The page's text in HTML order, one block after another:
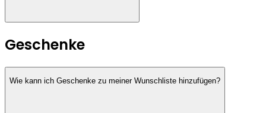
Geschenke
Wie kann ich Geschenke zu meiner Wunschliste hinzufügen?